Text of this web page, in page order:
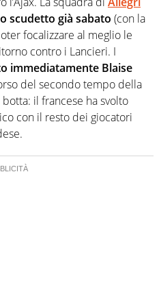
scudetto già sabato (con la
focalizzare al meglio le
contro i Lancieri. I
immediatamente Blaise
del secondo tempo della
il francese ha svolto
con il resto dei giocatori